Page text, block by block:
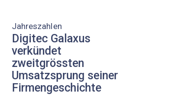
Jahreszahlen
Digitec Galaxus
verkündet
zweitgrössten
Umsatzsprung seiner
Firmengeschichte